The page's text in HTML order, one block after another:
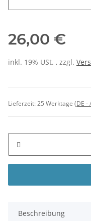
26,00 €
inkl. 19% USt. , zzgl.
Lieferzeit:25 Werktage (DE -
Beschreibung